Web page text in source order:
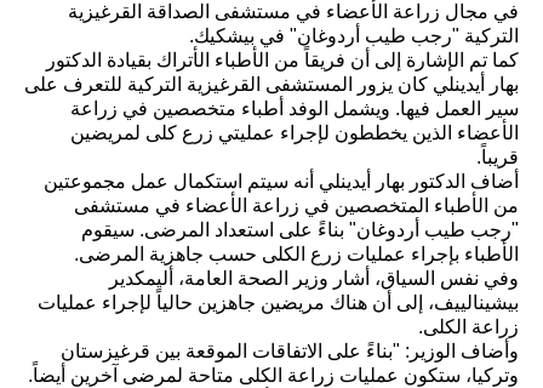
في مجال زراعة الأعضاء في مستشفى الصداقة القرغيزية
التركية "رجب طيب أردوغان" في بيشكيك.
كما تم الإشارة إلى أن فريقاً من الأطباء الأتراك بقيادة الدكتور
بهار أيدينلي كان يزور المستشفى القرغيزية التركية للتعرف على
سير العمل فيها. ويشمل الوفد أطباء متخصصين في زراعة
الأعضاء الذين يخططون لإجراء عمليتي زرع كلى لمريضين
قريباً.
أضاف الدكتور بهار أيدينلي أنه سيتم استكمال عمل مجموعتين
من الأطباء المتخصصين في زراعة الأعضاء في مستشفى
"رجب طيب أردوغان" بناءً على استعداد المرضى. سيقوم
الأطباء بإجراء عمليات زرع الكلى حسب جاهزية المرضى.
وفي نفس السياق، أشار وزير الصحة العامة، أليمكدير
بيشينالييف، إلى أن هناك مريضين جاهزين حالياً لإجراء عمليات
زراعة الكلى.
وأضاف الوزير: "بناءً على الاتفاقات الموقعة بين قرغيزستان
وتركيا، ستكون عمليات زراعة الكلى متاحة لمرضى آخرين أيضاً.